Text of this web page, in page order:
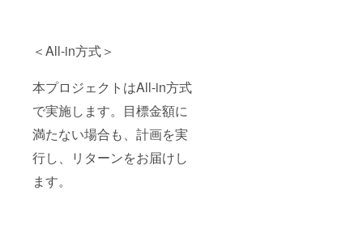
＜All-in方式＞
本プロジェクトはAll-in方式
で実施します。目標金額に
満たない場合も、計画を実
行し、リターンをお届けし
ます。